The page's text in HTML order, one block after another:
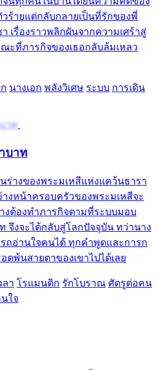
วร้ายแต่กลับกลายเป็นที่รักของพี่
เรื่องราวพลิกผันจากความเศร้าสู่
ะที่ภารกิจของเธอกลับล้มเหลว
นางเอก พลังวิเศษ ระบบ การเดิน
บาท
างของพระมเหสีแห่งแคว้นธารา
งหน้าครอบครัวของพระมเหสีจะ
งต้องทำภารกิจตามที่ระบบมอบ
จึงจะได้กลับสู่โลกปัจจุบัน ทว่านาง
ถอ่านใจคนได้ ทุกคำพูดและการก
ดพ้นสายตาของเขาไปได้เลย
ลา โรแมนติก รักโบราณ ศัตรูต่อคน
ใจ